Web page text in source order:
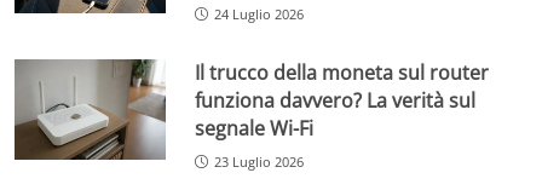
24 Luglio 2026
Il trucco della moneta sul router
funziona davvero? La verità sul
segnale Wi-Fi
23 Luglio 2026